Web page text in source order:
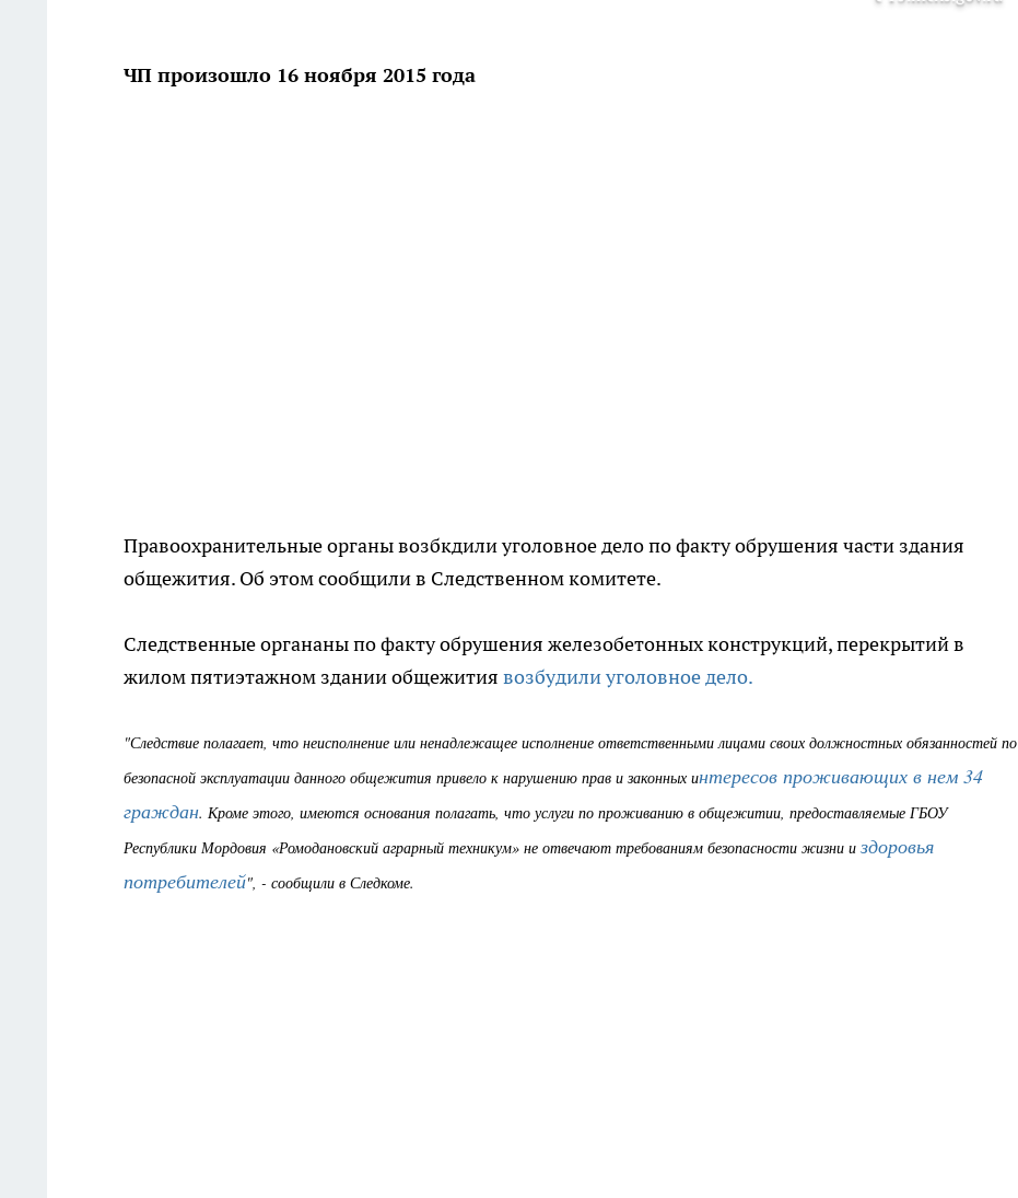
ЧП произошло 16 ноября 2015 года
Правоохранительные органы возбкдили уголовное дело по факту обрушения части здания
общежития. Об этом сообщили в Следственном комитете.
Следственные органаны по факту обрушения железобетонных конструкций, перекрытий в
жилом пятиэтажном здании общежития возбудили уголовное дело.
"Следствие полагает, что неисполнение или ненадлежащее исполнение ответственными лицами своих должностных обязанностей по
безопасной эксплуатации данного общежития привело к нарушению прав и законных интересов проживающих в нем 34
граждан. Кроме этого, имеются основания полагать, что услуги по проживанию в общежитии, предоставляемые ГБОУ
Республики Мордовия «Ромодановский аграрный техникум» не отвечают требованиям безопасности жизни и здоровья
потребителей", - сообщили в Следкоме.